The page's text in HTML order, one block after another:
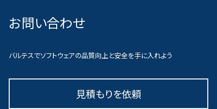
お問い合わせ
バルテスでソフトウェアの品質向上と安全を手に入れよう
見積もりを依頼